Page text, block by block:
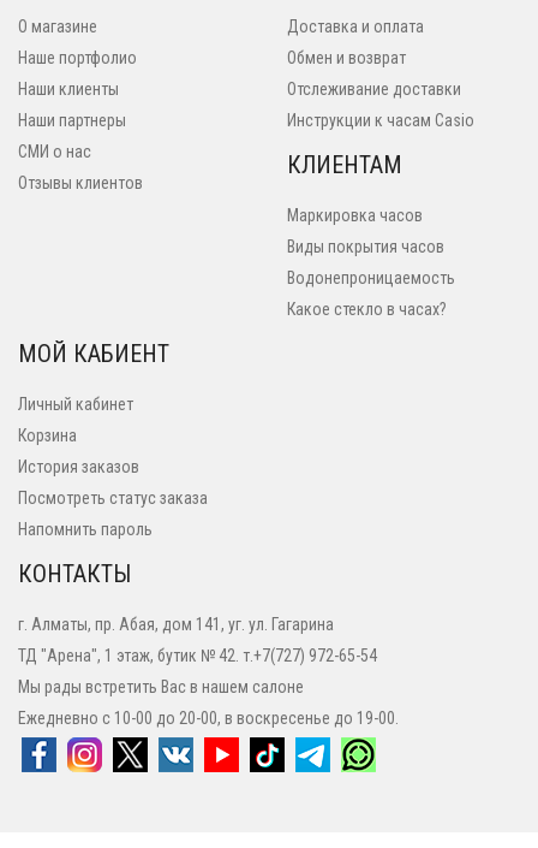
О магазине
Наше портфолио
Наши клиенты
Наши партнеры
СМИ о нас
Отзывы клиентов
Доставка и оплата
Обмен и возврат
Отслеживание доставки
Инструкции к часам Casio
КЛИЕНТАМ
Маркировка часов
Виды покрытия часов
Водонепроницаемость
Какое стекло в часах?
МОЙ КАБИЕНТ
Личный кабинет
Корзина
История заказов
Посмотреть статус заказа
Напомнить пароль
КОНТАКТЫ
г. Алматы, пр. Абая, дом 141, уг. ул. Гагарина
ТД "Арена", 1 этаж, бутик № 42. т.+7(727) 972-65-54
Мы рады встретить Вас в нашем салоне
Ежедневно с 10-00 до 20-00, в воскресенье до 19-00.